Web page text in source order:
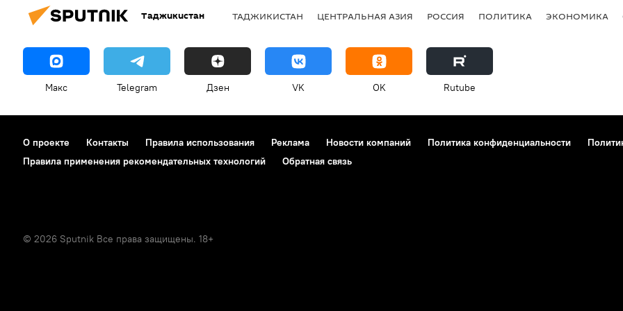
Таджикистан ТАДЖИКИСТАН ЦЕНТРАЛЬНАЯ АЗИЯ РОССИЯ ПОЛИТИКА ЭКОНОМИКА
Макс Telegram Дзен VK OK Rutube
О проекте Контакты Правила использования Реклама Новости компаний Политика конфиденциальности
Правила применения рекомендательных технологий
Обратная связь
© 2026 Sputnik Все права защищены. 18+